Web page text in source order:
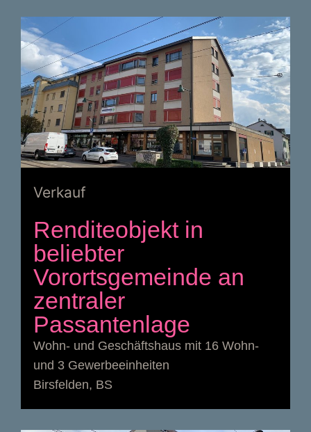
Verkauf
Renditeobjekt in
beliebter
Vorortsgemeinde an
zentraler
Passantenlage
Wohn- und Geschäftshaus mit 16 Wohn-
und 3 Gewerbeeinheiten
Birsfelden, BS